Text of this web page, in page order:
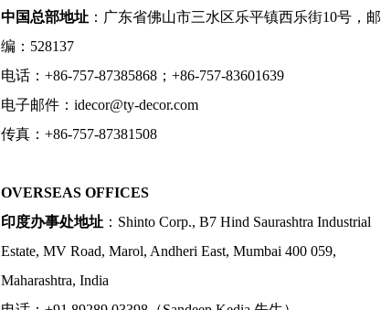
中国总部地址 ：广东省佛山市三水区乐平镇西乐街10号，邮
编：528137
电话：+86-757-87385868；+86-757-83601639
电子邮件：idecor@ty-decor.com
传真：+86-757-87381508
OVERSEAS OFFICES
印度办事处地址 ：Shinto Corp., B7 Hind Saurashtra Industrial
Estate, MV Road, Marol, Andheri East, Mumbai 400 059,
Maharashtra, India